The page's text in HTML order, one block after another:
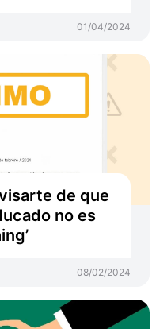
01/04/2024
de que
no es
08/02/2024